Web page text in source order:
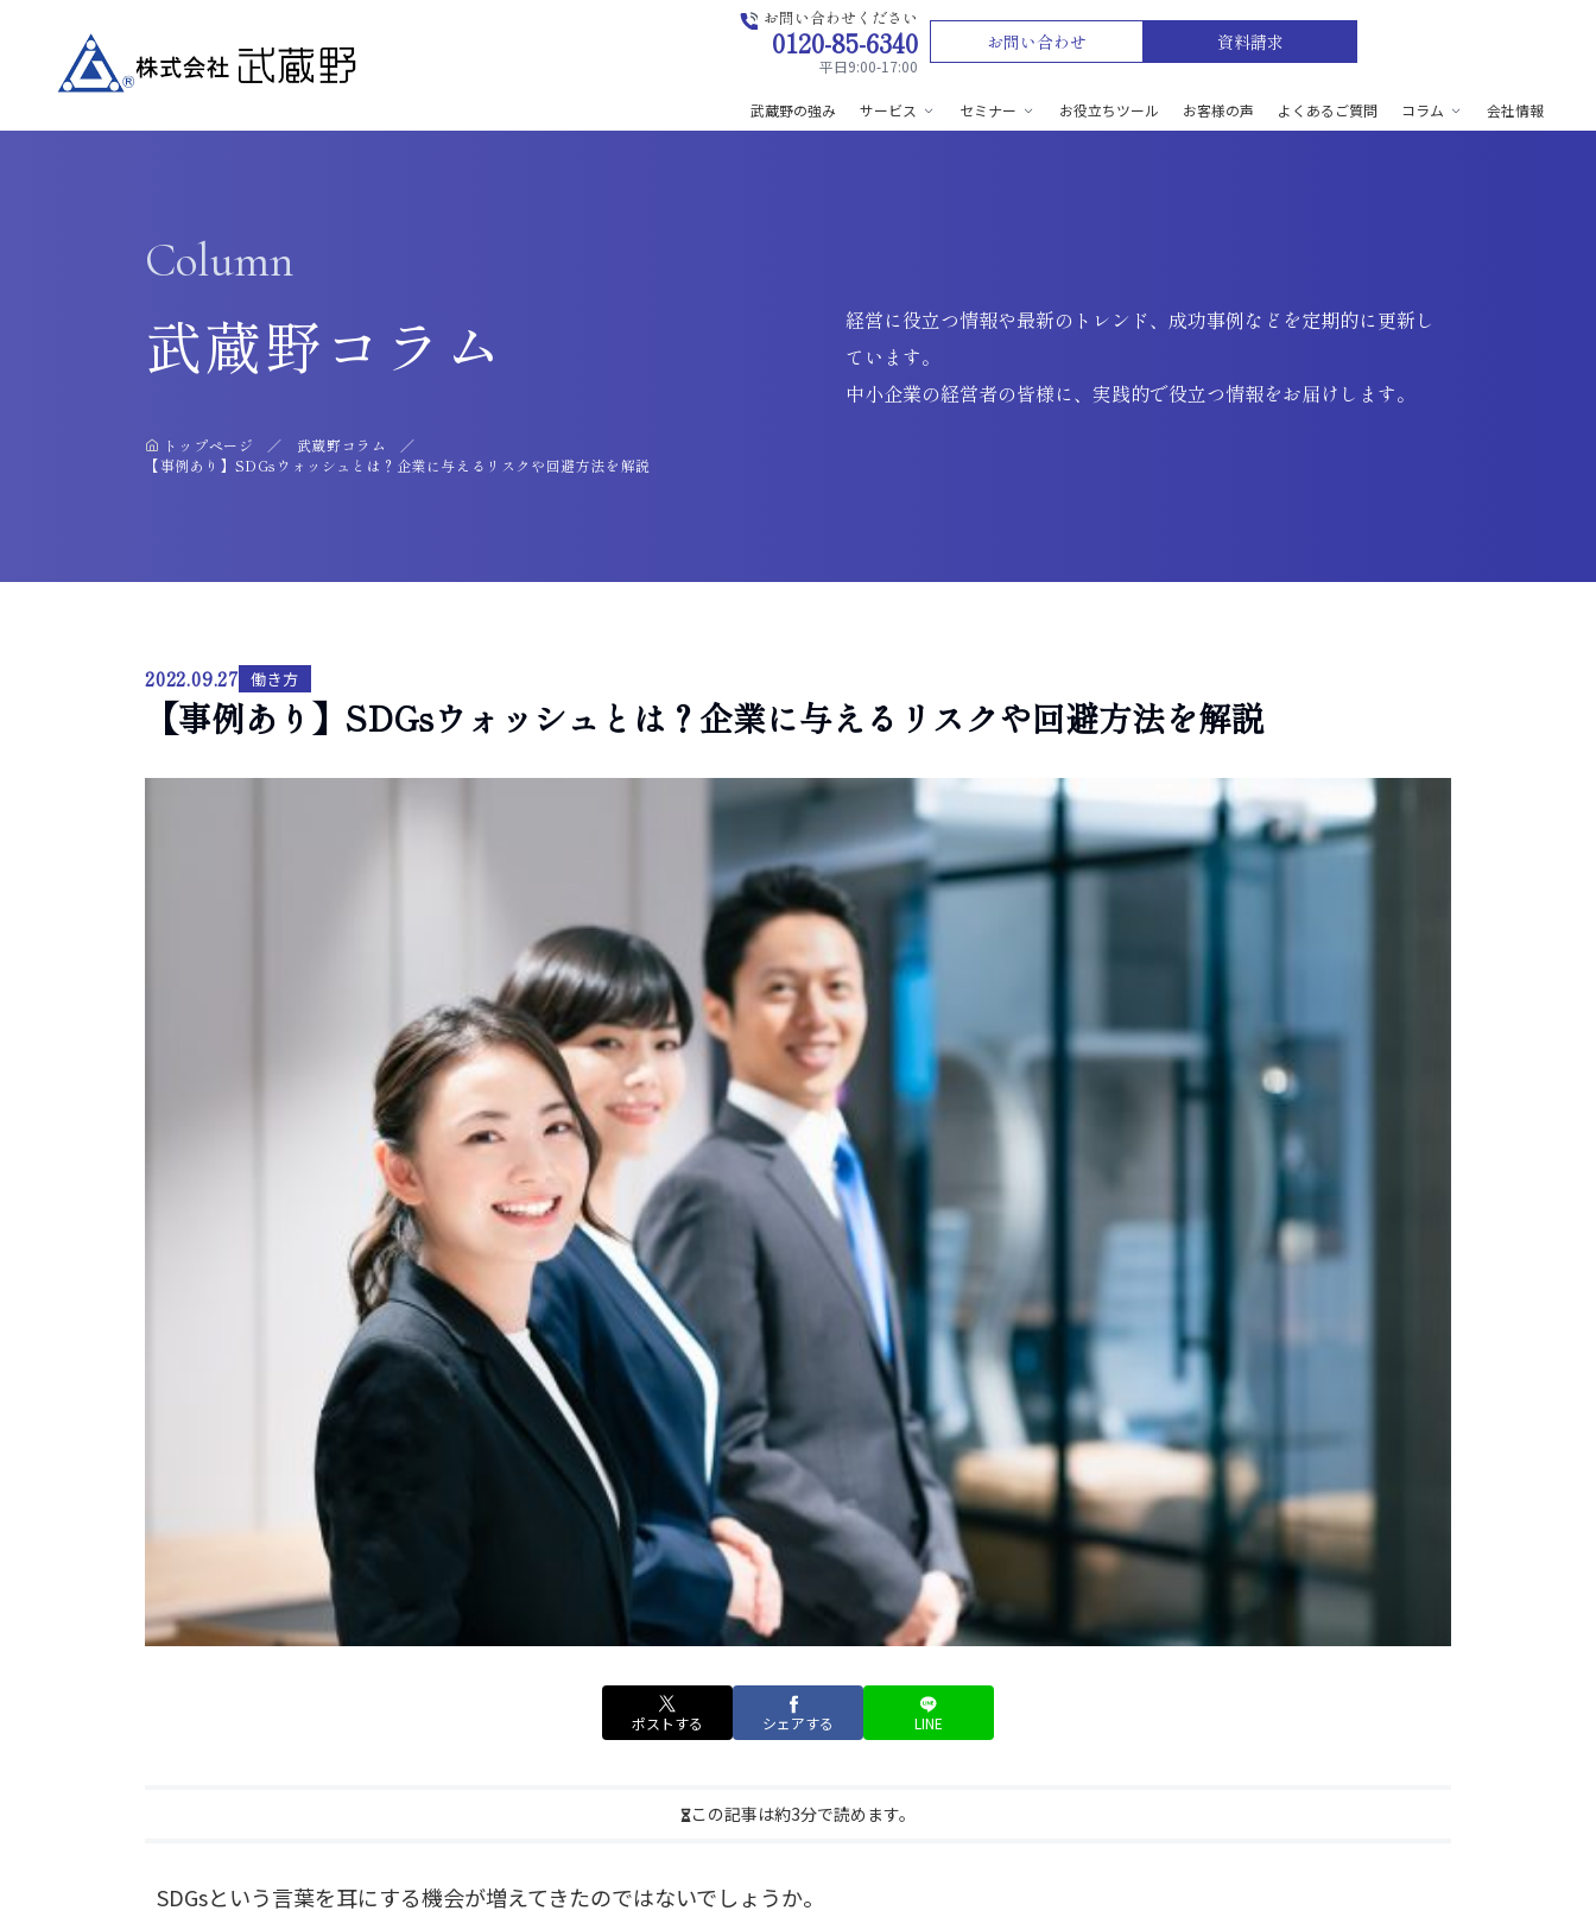
お問い合わせください
0120-85-6340
平日9:00-17:00
お問い合わせ 資料請求
武蔵野の強み サービス セミナー お役立ちツール お客様の声 よくあるご質問 コラム 会社情報
Column
武蔵野コラム
トップページ
武蔵野コラム
【事例あり】SDGsウォッシュとは？企業に与えるリスクや回避方法を解説
経営に役立つ情報や最新のトレンド、成功事例などを定期的に更新し
ています。
中小企業の経営者の皆様に、実践的で役立つ情報をお届けします。
2022.09.27 働き方
【事例あり】SDGsウォッシュとは？企業に与えるリスクや回避方法を解説
ポストする シェアする LINE
この記事は約3分で読めます。
SDGsという言葉を耳にする機会が増えてきたのではないでしょうか。